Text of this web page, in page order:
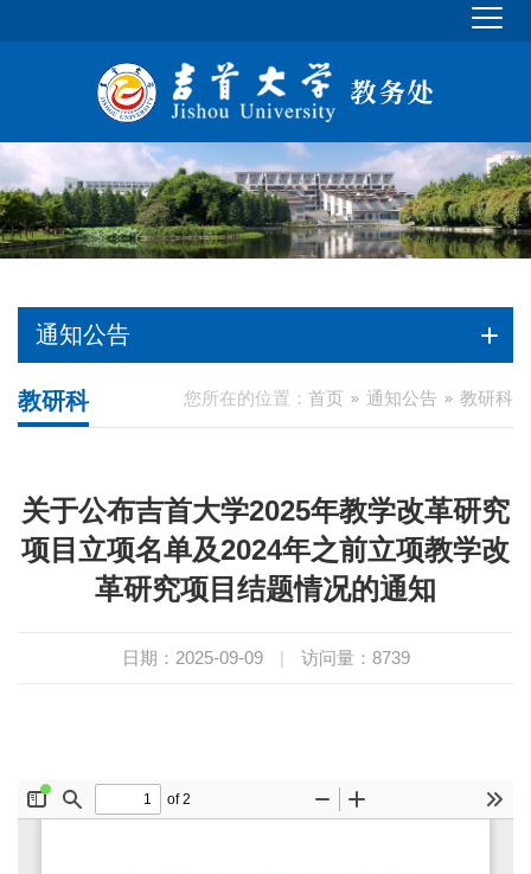
通知公告
您所在的位置： 首页 通知公告 教研科
教研科
关于公布吉首大学2025年教学改革研究
项目立项名单及2024年之前立项教学改
革研究项目结题情况的通知
日期：2025-09-09 | 访问量： 8739